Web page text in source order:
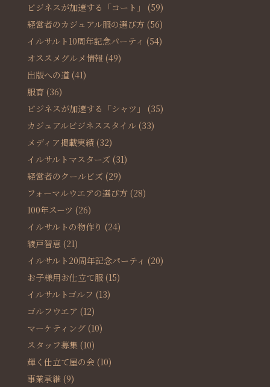
ビジネスが加速する「コート」
(59)
経営者のカジュアル服の選び方 (56)
イルサルト10周年記念パーティ (54)
オススメグルメ情報 (49)
出版への道(41)
服育(36)
ビジネスが加速する「シャツ」
(35)
カジュアルビジネススタイル(33)
メディア掲載実績(32)
イルサルトマスターズ (31)
経営者のクールビズ (29)
フォーマルウエアの選び方 (28)
100年スーツ (26)
イルサルトの物作り (24)
綾戸智恵 (21)
イルサルト20周年記念パーティ (20)
お子様用お仕立て服(15)
イルサルトゴルフ (13)
ゴルフウエア (12)
マーケティング(10)
スタッフ募集(10)
輝く仕立て屋の会 (10)
事業承継(9)